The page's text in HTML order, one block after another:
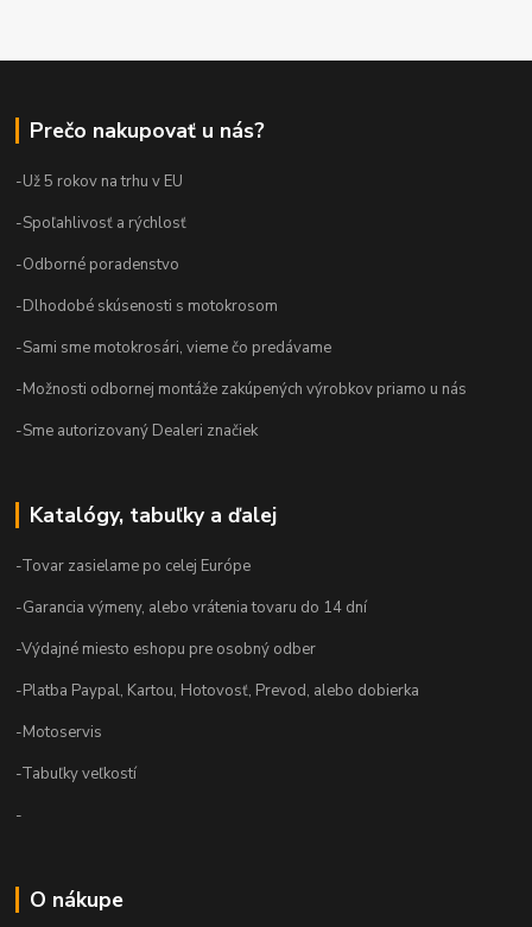
Prečo nakupovať u nás?
-Už 5 rokov na trhu v EU
-Spoľahlivosť a rýchlosť
-Odborné poradenstvo
-Dlhodobé skúsenosti s motokrosom
-Sami sme motokrosári, vieme čo predávame
-Možnosti odbornej montáže zakúpených výrobkov priamo u nás
-Sme autorizovaný Dealeri značiek
Katalógy, tabuľky a ďalej
-Tovar zasielame po celej Európe
-Garancia výmeny, alebo vrátenia tovaru do 14 dní
-Výdajné miesto eshopu pre osobný odber
-Platba Paypal, Kartou, Hotovosť, Prevod, alebo dobierka
-Motoservis
-Tabuľky veľkostí
-
O nákupe